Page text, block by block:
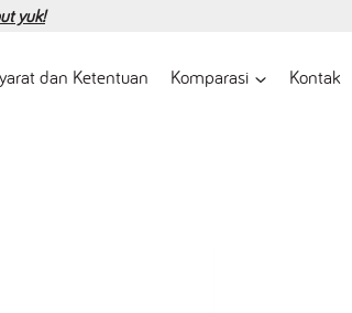
yuk!
dan Ketentuan Komparasi Kontak